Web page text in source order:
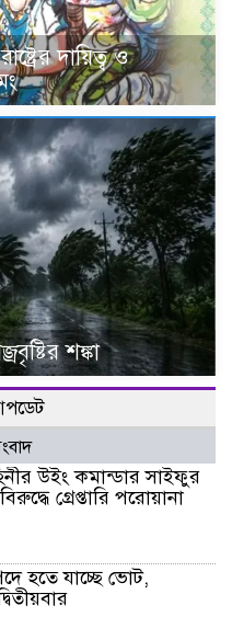
দায়িত্ব ও
শঙ্কা
উইং কমান্ডার সাইফুর
গ্রেপ্তারি পরোয়ানা
হতে যাচ্ছে ভোট,